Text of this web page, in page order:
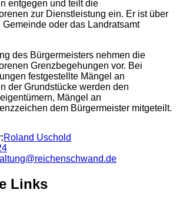
entgegen und teilt die
zur Dienstleistung ein. Er ist über
oder das Landratsamt
des Bürgermeisters nehmen die
Grenzbegehungen vor. Bei
festgestellte Mängel an
der Grundstücke werden den
Mängel an
dem Bürgermeister mitgeteilt.
Roland Uschold
Links